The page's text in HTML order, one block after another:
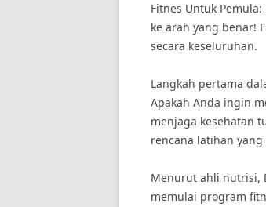
Fitnes Untuk
ke arah yang benar!
secara keseluruhan.
Langkah pertama
Apakah Anda ingin
menjaga kesehatan
rencana latihan
Menurut ahli nutrisi,
memulai program